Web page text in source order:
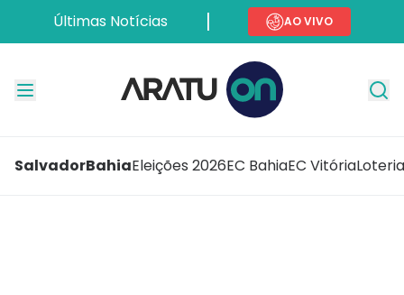
Últimas Notícias AO VIVO
SalvadorBahiaEleições 2026EC BahiaEC Vitória